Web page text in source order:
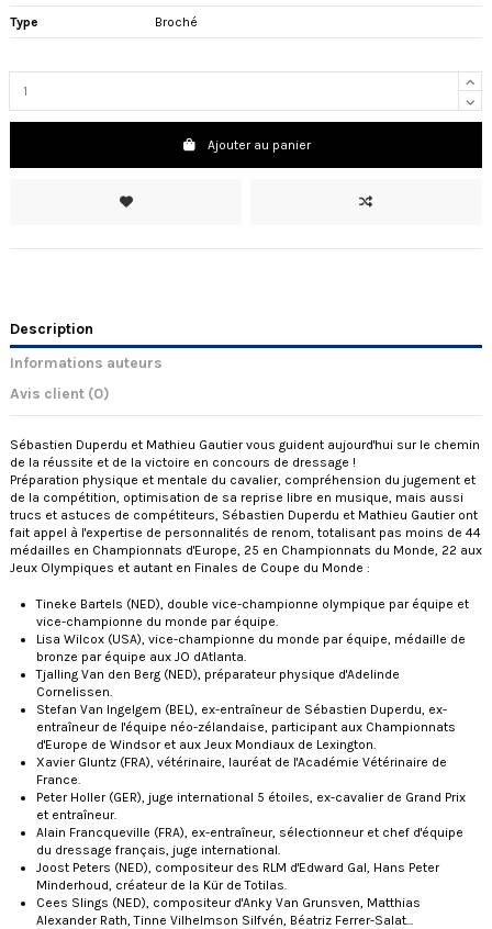
Type Broché
Ajouter au panier
Description
Informations auteurs
Avis client (0)
Sébastien Duperdu et Mathieu Gautier vous guident aujourd'hui sur le chemin
de la réussite et de la victoire en concours de dressage !
Préparation physique et mentale du cavalier, compréhension du jugement et
de la compétition, optimisation de sa reprise libre en musique, mais aussi
trucs et astuces de compétiteurs, Sébastien Duperdu et Mathieu Gautier ont
fait appel à l'expertise de personnalités de renom, totalisant pas moins de 44
médailles en Championnats d'Europe, 25 en Championnats du Monde, 22 aux
Jeux Olympiques et autant en Finales de Coupe du Monde :
Tineke Bartels (NED), double vice-championne olympique par équipe et
vice-championne du monde par équipe.
Lisa Wilcox (USA), vice-championne du monde par équipe, médaille de
bronze par équipe aux JO dAtlanta.
Tjalling Van den Berg (NED), préparateur physique d'Adelinde
Cornelissen.
Stefan Van Ingelgem (BEL), ex-entraîneur de Sébastien Duperdu, ex-
entraîneur de l'équipe néo-zélandaise, participant aux Championnats
d'Europe de Windsor et aux Jeux Mondiaux de Lexington.
Xavier Gluntz (FRA), vétérinaire, lauréat de l'Académie Vétérinaire de
France.
Peter Holler (GER), juge international 5 étoiles, ex-cavalier de Grand Prix
et entraîneur.
Alain Francqueville (FRA), ex-entraîneur, sélectionneur et chef d'équipe
du dressage français, juge international.
Joost Peters (NED), compositeur des RLM d'Edward Gal, Hans Peter
Minderhoud, créateur de la Kür de Totilas.
Cees Slings (NED), compositeur d'Anky Van Grunsven, Matthias
Alexander Rath, Tinne Vilhelmson Silfvén, Béatriz Ferrer-Salat...